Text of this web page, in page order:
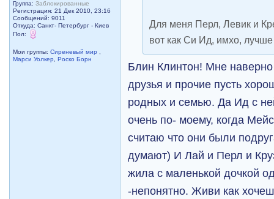
Группа:Заблокированные
Регистрация: 21 Дек 2010, 23:16
Сообщений: 9011
Откуда: Санкт- Петербург - Киев
Пол:
Мои группы:Сиреневый мир
Марси Уолкер
,Роско Борн
Для меня Перл, Левик и
вот как Си Ид, имхо,
Блин Клинтон! Мне
друзья и прочие пусть
родных и семью. Да Ид с
очень по- моему, когда
считаю что они были
думают) И Лай и Перл и
жила с маленькой дочкой
-непонятно. Живи как